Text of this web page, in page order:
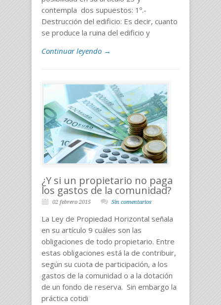
contempla dos supuestos: 1º.-
Destrucción del edificio: Es decir, cuanto
se produce la ruina del edificio y
Continuar leyendo →
¿Y si un propietario no paga
los gastos de la comunidad?
02 febrero 2015 Sin comentarios
La Ley de Propiedad Horizontal señala
en su artículo 9 cuáles son las
obligaciones de todo propietario. Entre
estas obligaciones está la de contribuir,
según su cuota de participación, a los
gastos de la comunidad o a la dotación
de un fondo de reserva. Sin embargo la
práctica cotidi